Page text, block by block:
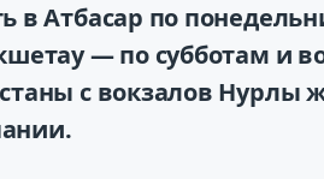
в Атбасар по
— по субботам и
с вокзалов Нурлы